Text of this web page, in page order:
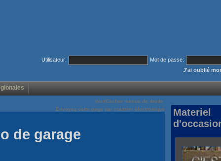
Utilisateur:
Mot de passe:
J'ai oublié
Voir/Cacher menus de droite
Envoyez cette page par courrier électronique
de garage
Materiel